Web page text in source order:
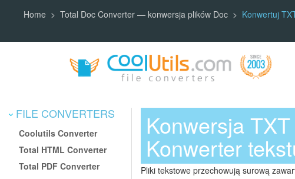
Home Total Doc Converter — konwersja plików Doc Konwertuj
FILE CONVERTERS
Coolutils Converter
Total HTML Converter
Total PDF Converter
Konwersja
Konwerter
Pliki tekstowe przechowują surową